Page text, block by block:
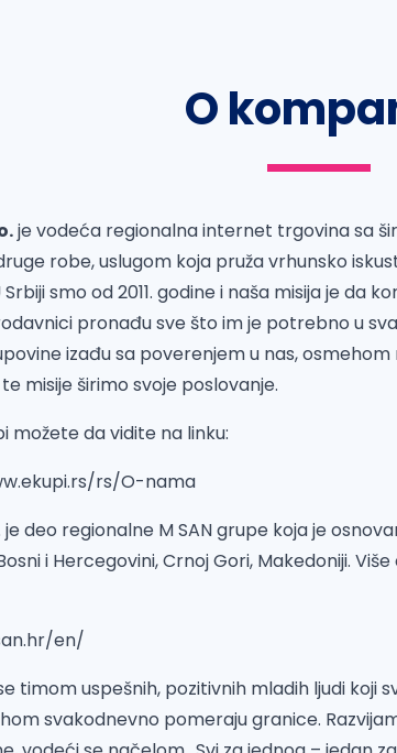
O
je vodeća regionalna internet trgovina sa
robe, uslugom koja pruža vrhunsko
smo od 2011. godine i naša misija je da
pronađu sve što im je potrebno u
izađu sa poverenjem u nas,
misije širimo svoje poslovanje.
možete da vidite na linku:
rs/O-nama
je deo regionalne M SAN grupe koja je
i Hercegovini, Crnoj Gori, Makedoniji.
en/
timom uspešnih, pozitivnih mladih ljudi koji
svakodnevno pomeraju granice.